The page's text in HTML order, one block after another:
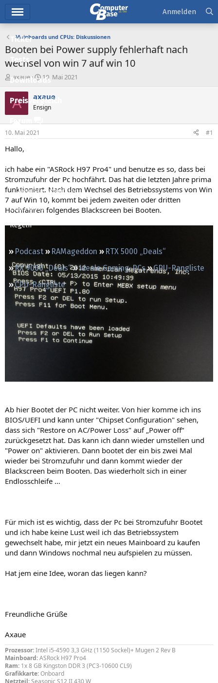
Ticker
Tests
Downloads
Preisvergleich
Forum
Aktuelles
Neue Beiträge
Neueste Aktivitäten
Leserartikel
Regeln
Podcast RAMageddon
RTX 5000 „Deals“
RX 9000 „Deals“
Ideale Gaming-PCs
GPU-Rangliste
CPU-Rangliste
Anmelden
Mainboards und CPUs: Diskussionen
Booten bei Power supply fehlerhaft nach
wechsel von win 7 auf win 10
E
r
s
t
e
r
axaue
E
r
s
t
e
t
10. Mai 2021
A axaue
Ensign
10. Mai 2021 #1
Hallo,
ich habe ein "ASRock H97 Pro4" und benutze es so, dass bei
Stromzufuhr der Pc hochfährt. Das hat die letzten Jahre prima
funktioniert. Nach dem Wechsel des Betriebssystems von Win
7 auf Win 10, kommt bei jedem zweiten oder dritten
Hochfahren folgendes Blackscreen bei Booten.
Ab hier Bootet der PC nicht weiter. Von hier komme ich ins
BIOS/UEFI und kann unter "Chipset Configuration" sehen,
dass sich "Restore on AC/Power Loss" auf „Power off“
zurückgesetzt hat. Das kann ich dann wieder umstellen und
"Power on" aktivieren. Dann bootet der ein bis zwei Mal
wieder bei Stromzufuhr und dann kommt wieder der
Blackscreen beim Booten. Das wiederholt sich in einer
Endlosschleife …
Für mich ist es wichtig, dass der Pc bei Stromzufuhr Bootet
und ich habe keine Lust weil ich das Betriebssystem
gewechselt habe, mir jetzt ein neues Mainboard zu kaufen
und dann Windows nochmal neu aufspielen zu müssen.
Hat jem eine Idee, woran das liegen kann?
Freundliche Grüße
Axaue
Prozessor:Intel i5-4590 3,3 GHz (1150 Sockel)+ Mugen 2 Rev B
Mainboard:ASRock H97 Pro4
Ram: 1x 8 GB Kingston DDR 3 (PC3-10600 CL9)
Grafikkarte:Onboard
Netzteil:Seasonic S12 II 430 W